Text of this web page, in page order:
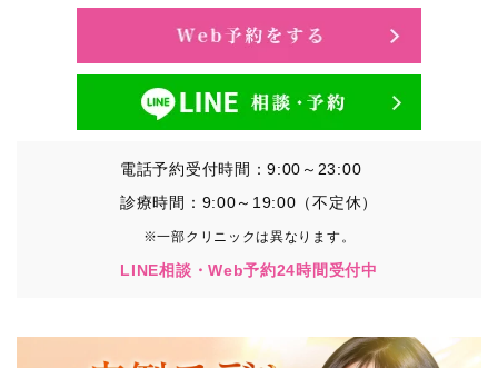
電話予約受付時間：9:00～23:00
診療時間：9:00～19:00（不定休）
※一部クリニックは異なります。
LINE相談・Web予約24時間受付中